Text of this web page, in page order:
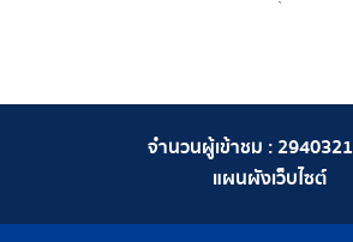
จำนวนผู้เข้าชม :2940321
แผนผังเว็บไซต์